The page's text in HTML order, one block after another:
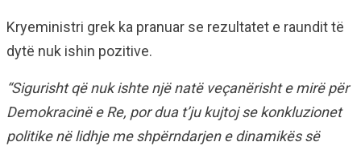
Kryeministri grek ka pranuar se rezultatet e raundit të
dytë nuk ishin pozitive.
“Sigurisht që nuk ishte një natë veçanërisht e mirë për
Demokracinë e Re, por dua t’ju kujtoj se konkluzionet
politike në lidhje me shpërndarjen e dinamikës së